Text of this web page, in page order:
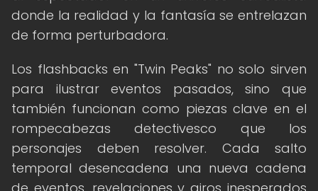
donde la realidad y la fantasía se entrelazan
de forma perturbadora.
Los flashbacks en "Twin Peaks" no solo sirven
para ilustrar eventos pasados, sino que
también funcionan como piezas clave en el
rompecabezas detectivesco que los
personajes deben resolver. Cada salto
temporal desencadena una nueva cadena